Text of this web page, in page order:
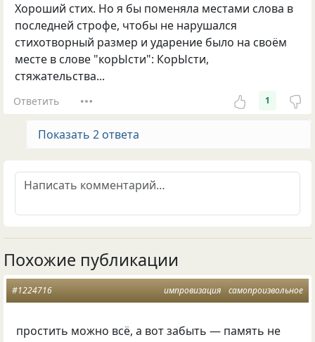
Хороший стих. Но я бы поменяла местами слова в
последней строфе, чтобы не нарушался
стихотворный размер и ударение было на своём
месте в слове "корЫсти": КорЫсти,
стяжательства...
Ответить 1
Показать 2 ответа
Похожие публикации
импровизация самопроизвольное
#1224716
простить можно всё, а вот забыть — память не